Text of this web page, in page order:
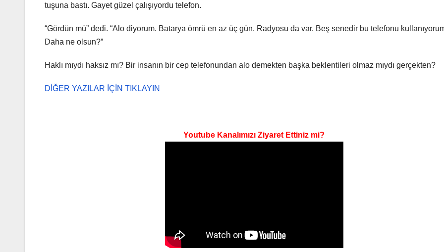
tuşuna bastı. Gayet güzel çalışıyordu telefon.
“Gördün mü” dedi. “Alo diyorum. Batarya ömrü en az üç gün. Radyosu da var. Beş senedir bu telefonu
Daha ne olsun?”
Haklı mıydı haksız mı? Bir insanın bir cep telefonundan alo demekten başka beklentileri olmaz mıydı gerçekten?
DİĞER YAZILAR İÇİN TIKLAYIN
Youtube Kanalımızı Ziyaret Ettiniz mi?